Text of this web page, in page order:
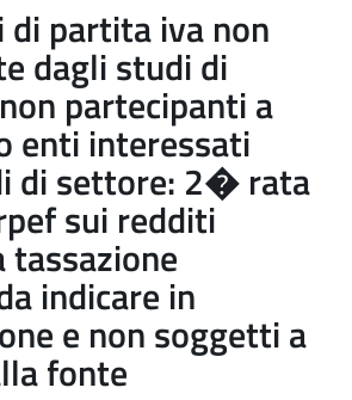
partita iva non
dagli studi di
partecipanti a
interessati
di settore: 2� rata
sui redditi
indicare in
e non soggetti a
fonte